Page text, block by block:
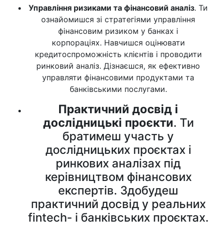
Управління ризиками та фінансовий аналіз. Ти
ознайомишся зі стратегіями управління
фінансовим ризиком у банках і
корпораціях. Навчишся оцінювати
кредитоспроможність клієнтів і проводити
ринковий аналіз. Дізнаєшся, як ефективно
управляти фінансовими продуктами та
банківськими послугами.
Практичний досвід і
дослідницькі проєкти. Ти
братимеш участь у
дослідницьких проєктах і
ринкових аналізах під
керівництвом фінансових
експертів. Здобудеш
практичний досвід у реальних
fintech- і банківських проєктах.